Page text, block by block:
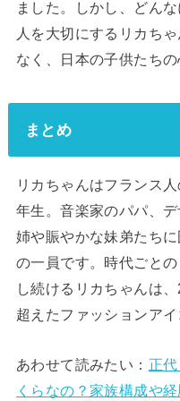
ました。しかし、どん
人を大切にするリカち
なく、日本の子供たち
まとめ
リカちゃんはフランス
年生。音楽家のパパ、
姉や賑やかな妹弟たち
の一員です。時代ごと
し続けるリカちゃんは
超えたファッションア
あわせて読みたい： 正
くらなの？家族構成や経